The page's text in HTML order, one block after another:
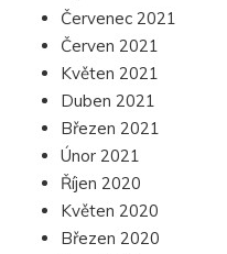
Červenec 2021
Červen 2021
Květen 2021
Duben 2021
Březen 2021
Únor 2021
Říjen 2020
Květen 2020
Březen 2020